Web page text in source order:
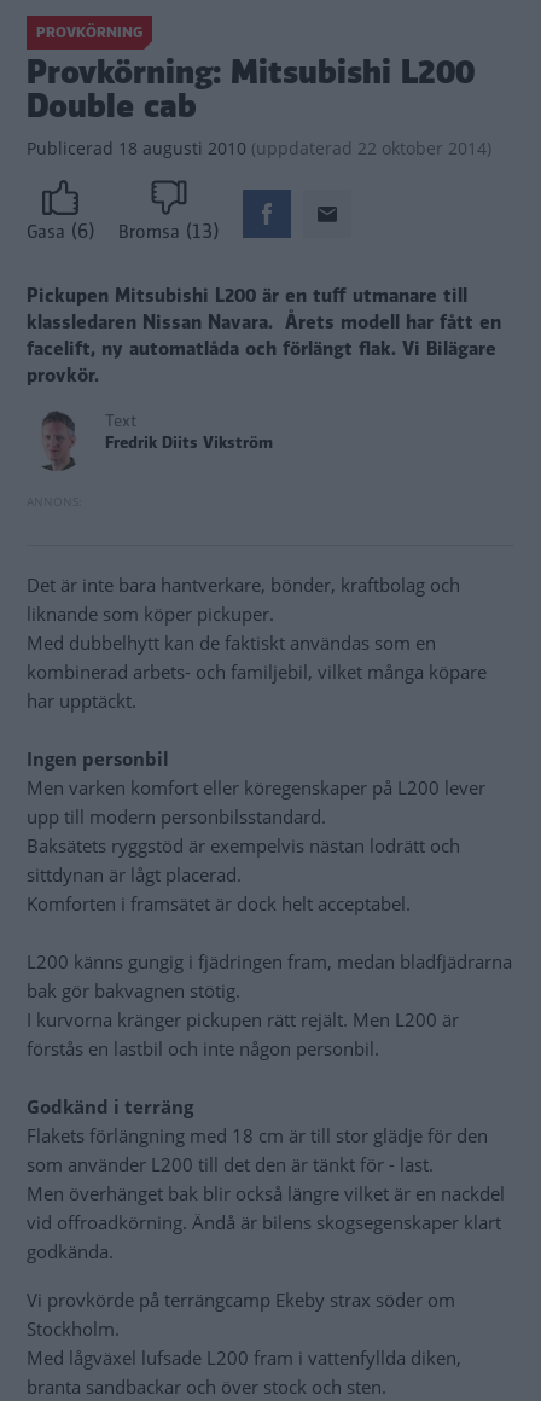
PROVKÖRNING
Provkörning: Mitsubishi L200
Double cab
Publicerad 18 augusti 2010 (uppdaterad 22 oktober 2014)
Gasa (6) Bromsa (13)
Pickupen Mitsubishi L200 är en tuff utmanare till
klassledaren Nissan Navara. Årets modell har fått en
facelift, ny automatlåda och förlängt flak. Vi Bilägare
provkör.
Text
Fredrik Diits Vikström
Det är inte bara hantverkare, bönder, kraftbolag och
liknande som köper pickuper.
Med dubbelhytt kan de faktiskt användas som en
kombinerad arbets- och familjebil, vilket många köpare
har upptäckt.
Ingen personbil
Men varken komfort eller köregenskaper på L200 lever
upp till modern personbilsstandard.
Baksätets ryggstöd är exempelvis nästan lodrätt och
sittdynan är lågt placerad.
Komforten i framsätet är dock helt acceptabel.
L200 känns gungig i fjädringen fram, medan bladfjädrarna
bak gör bakvagnen stötig.
I kurvorna kränger pickupen rätt rejält. Men L200 är
förstås en lastbil och inte någon personbil.
Godkänd i terräng
Flakets förlängning med 18 cm är till stor glädje för den
som använder L200 till det den är tänkt för - last.
Men överhänget bak blir också längre vilket är en nackdel
vid offroadkörning. Ändå är bilens skogsegenskaper klart
godkända.
Vi provkörde på terrängcamp Ekeby strax söder om
Stockholm.
Med lågväxel lufsade L200 fram i vattenfyllda diken,
branta sandbackar och över stock och sten.